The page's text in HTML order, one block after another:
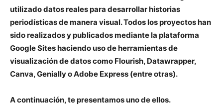
utilizado datos reales para desarrollar historias
periodísticas de manera visual. Todos los proyectos han
sido realizados y publicados mediante la plataforma
Google Sites haciendo uso de herramientas de
visualización de datos como Flourish, Datawrapper,
Canva, Genially o Adobe Express (entre otras).
A continuación, te presentamos uno de ellos.